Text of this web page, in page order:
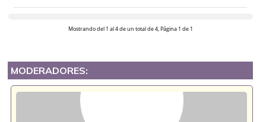
Mostrando del 1 al 4 de un total de 4, Página 1 de 1
MODERADORES: